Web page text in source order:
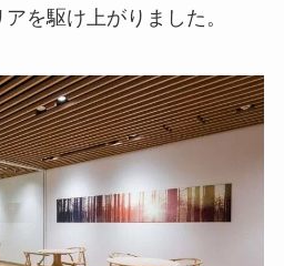
を駆け上がりました。